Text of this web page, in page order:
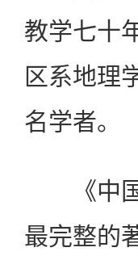
教学七十
区系地理
名学者。
《中国
最完整的